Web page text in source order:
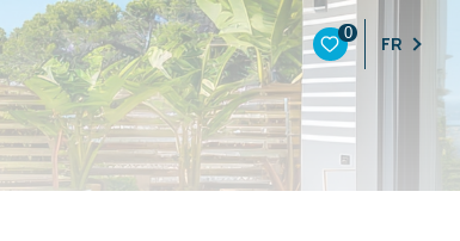
0 FR